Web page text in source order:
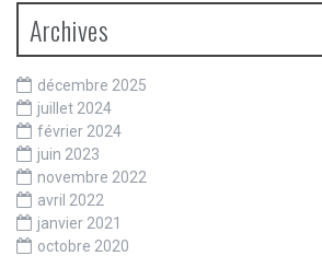
Archives
décembre 2025
juillet 2024
février 2024
juin 2023
novembre 2022
avril 2022
janvier 2021
octobre 2020